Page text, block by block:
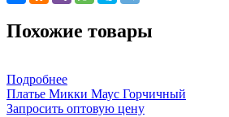
Похожие товары
Подробнее
Платье Микки Маус Горчичный
Запросить оптовую цену